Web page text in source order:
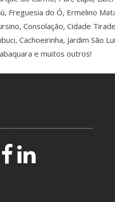
do Ó, Ermelino
Consolação, Cidade
Cachoeirinha, Jardim São
e muitos outros!